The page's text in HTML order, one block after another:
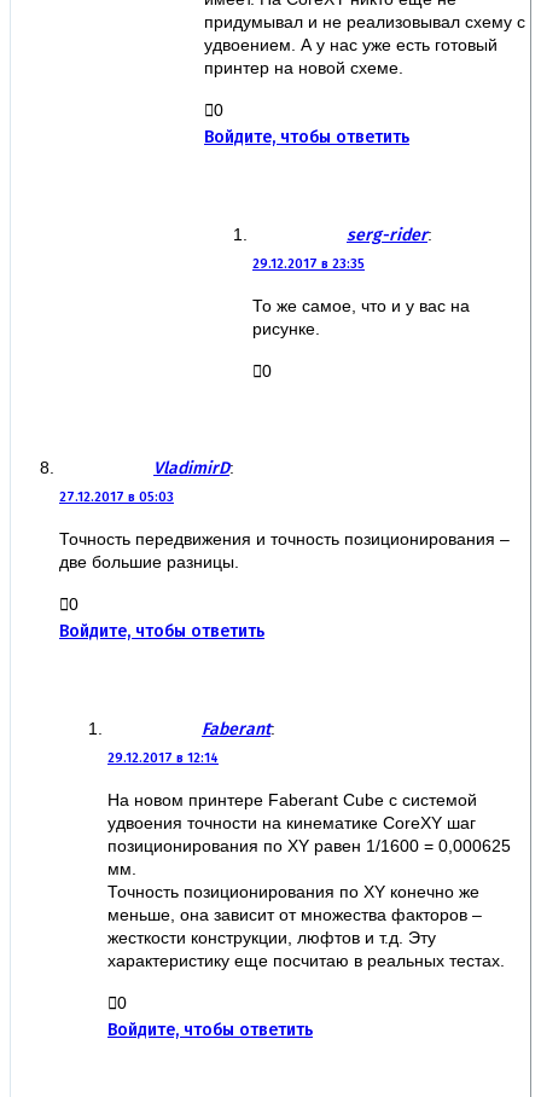
придумывал и не реализовывал схему с
удвоением. А у нас уже есть готовый
принтер на новой схеме.
0
Войдите, чтобы ответить
serg-rider:
29.12.2017 в 23:35
То же самое, что и у вас на
рисунке.
0
VladimirD:
27.12.2017 в 05:03
Точность передвижения и точность позиционирования –
две большие разницы.
0
Войдите, чтобы ответить
Faberant:
29.12.2017 в 12:14
На новом принтере Faberant Cube с системой
удвоения точности на кинематике CoreXY шаг
позиционирования по XY равен 1/1600 = 0,000625
мм.
Точность позиционирования по XY конечно же
меньше, она зависит от множества факторов –
жесткости конструкции, люфтов и т.д. Эту
характеристику еще посчитаю в реальных тестах.
0
Войдите, чтобы ответить